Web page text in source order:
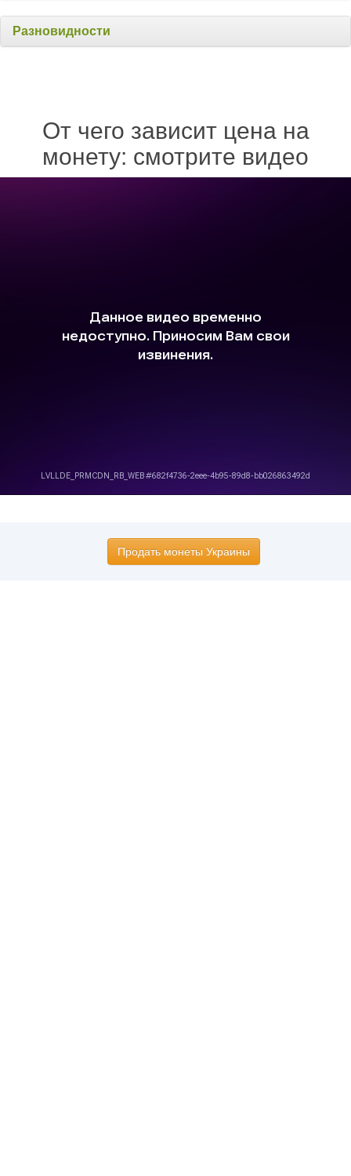
Разновидности
От чего зависит цена на
монету: смотрите видео
Продать монеты Украины